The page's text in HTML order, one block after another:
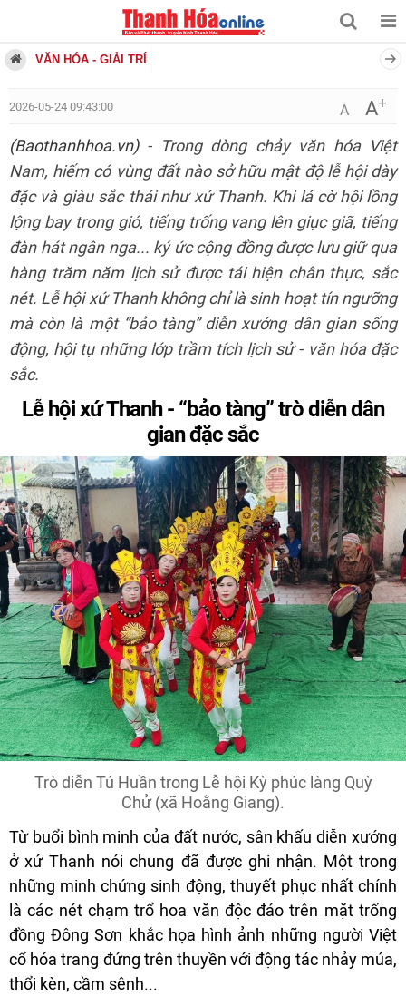
VĂN HÓA - GIẢI TRÍ
2026-05-24 09:43:00 A A+
(Baothanhhoa.vn)- Trong dòng chảy văn hóa Việt
Nam, hiếm có vùng đất nào sở hữu mật độ lễ hội dày
đặc và giàu sắc thái như xứ Thanh. Khi lá cờ hội lồng
lộng bay trong gió, tiếng trống vang lên giục giã, tiếng
đàn hát ngân nga... ký ức cộng đồng được lưu giữ qua
hàng trăm năm lịch sử được tái hiện chân thực, sắc
nét. Lễ hội xứ Thanh không chỉ là sinh hoạt tín ngưỡng
mà còn là một “bảo tàng” diễn xướng dân gian sống
động, hội tụ những lớp trầm tích lịch sử - văn hóa đặc
sắc.
Lễ hội xứ Thanh - “bảo tàng” trò diễn dân
gian đặc sắc
Trò diễn Tú Huần trong Lễ hội Kỳ phúc làng Quỳ
Chử (xã Hoằng Giang).
Từ buổi bình minh của đất nước, sân khấu diễn xướng
ở xứ Thanh nói chung đã được ghi nhận. Một trong
những minh chứng sinh động, thuyết phục nhất chính
là các nét chạm trổ hoa văn độc đáo trên mặt trống
đồng Đông Sơn khắc họa hình ảnh những người Việt
cổ hóa trang đứng trên thuyền với động tác nhảy múa,
thổi kèn, cầm sênh...